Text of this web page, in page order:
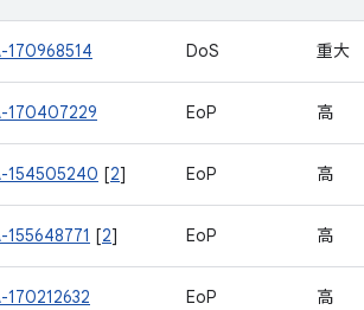
170968514 DoS 重大
170407229 EoP 高
154505240 [2] EoP 高
155648771 [2] EoP 高
170212632 EoP 高